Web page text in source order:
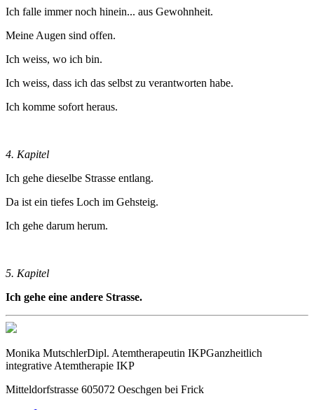
Ich falle immer noch hinein... aus Gewohnheit.
Meine Augen sind offen.
Ich weiss, wo ich bin.
Ich weiss, dass ich das selbst zu verantworten habe.
Ich komme sofort heraus.
4. Kapitel
Ich gehe dieselbe Strasse entlang.
Da ist ein tiefes Loch im Gehsteig.
Ich gehe darum herum.
5. Kapitel
Ich gehe eine andere Strasse.
Monika MutschlerDipl. Atemtherapeutin IKPGanzheitlich
integrative Atemtherapie IKP
Mitteldorfstrasse 605072 Oeschgen bei Frick